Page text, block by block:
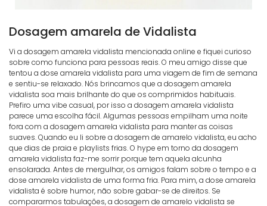
Dosagem amarela de Vidalista
Vi a dosagem amarela vidalista mencionada online e fiquei curioso
sobre como funciona para pessoas reais. O meu amigo disse que
tentou a dose amarela vidalista para uma viagem de fim de semana
e sentiu-se relaxado. Nós brincamos que a dosagem amarela
vidalista soa mais brilhante do que os comprimidos habituais.
Prefiro uma vibe casual, por isso a dosagem amarela vidalista
parece uma escolha fácil. Algumas pessoas empilham uma noite
fora com a dosagem amarela vidalista para manter as coisas
suaves. Quando eu li sobre a dosagem de amarelo vidalista, eu acho
que dias de praia e playlists frias. O hype em torno da dosagem
amarela vidalista faz-me sorrir porque tem aquela alcunha
ensolarada. Antes de mergulhar, os amigos falam sobre o tempo e a
dose amarela vidalista de uma forma fria. Para mim, a dose amarela
vidalista é sobre humor, não sobre gabar-se de direitos. Se
compararmos tabulações, a dosagem de amarelo vidalista se